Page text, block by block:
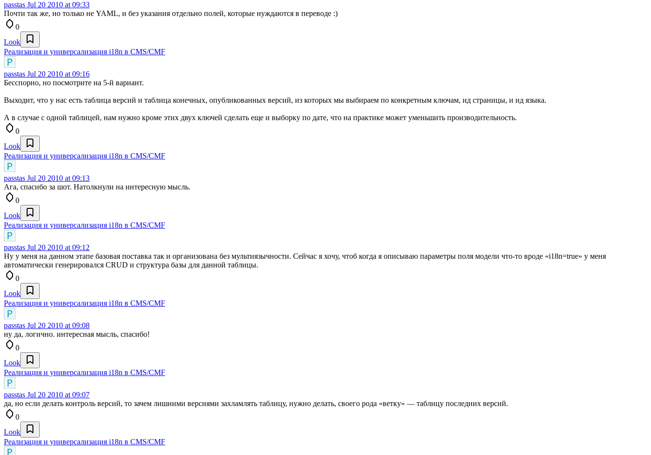
passtas Jul 20 2010 at 09:33
Почти так же, но только не YAML, и без указания отдельно полей, которые нуждаются в переводе :)
0
Look
Реализация и универсализация i18n в CMS/CMF
passtas Jul 20 2010 at 09:16
Бесспорно, но посмотрите на 5-й вариант.
Выходит, что у нас есть таблица версий и таблица конечных, опубликованных версий, из которых мы выбираем по конкретным ключам, ид страницы, и ид языка.
А в случае с одной таблицей, нам нужно кроме этих двух ключей сделать еще и выборку по дате, что на практике может уменьшить производительность.
0
Look
Реализация и универсализация i18n в CMS/CMF
passtas Jul 20 2010 at 09:13
Ага, спасибо за шот. Натолкнули на интересную мысль.
0
Look
Реализация и универсализация i18n в CMS/CMF
passtas Jul 20 2010 at 09:12
Ну у меня на данном этапе базовая поставка так и организована без мультиязычности. Сейчас я хочу, чтоб когда я описываю параметры поля модели что-то вроде «i18n=true» у меня
автоматически генерировался CRUD и структура базы для данной таблицы.
0
Look
Реализация и универсализация i18n в CMS/CMF
passtas Jul 20 2010 at 09:08
ну да, логично. интересная мысль, спасибо!
0
Look
Реализация и универсализация i18n в CMS/CMF
passtas Jul 20 2010 at 09:07
да, но если делать контроль версий, то зачем лишними версиями захламлять таблицу, нужно делать, своего рода «ветку» — таблицу последних версий.
0
Look
Реализация и универсализация i18n в CMS/CMF